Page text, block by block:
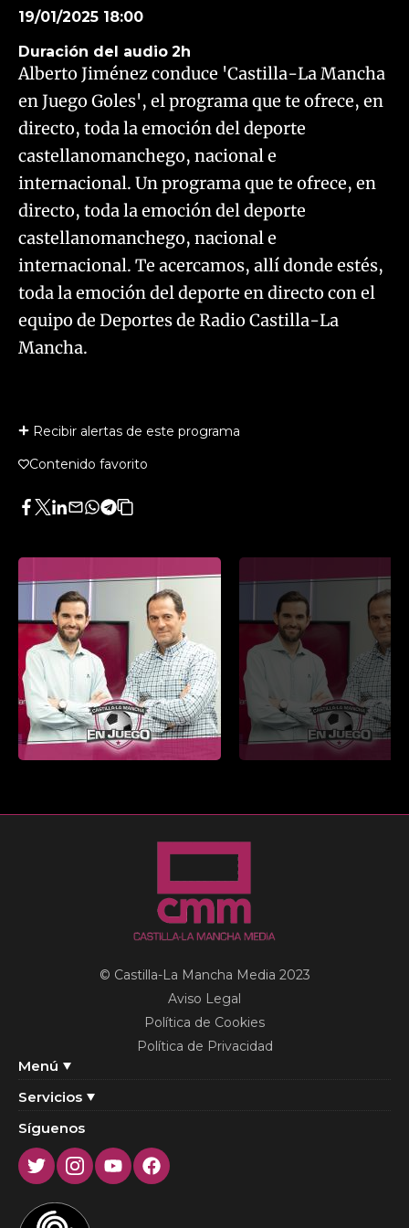
19/01/2025 18:00
Duración del audio 2h
Alberto Jiménez conduce 'Castilla-La Mancha
en Juego Goles', el programa que te ofrece, en
directo, toda la emoción del deporte
castellanomanchego, nacional e
internacional. Un programa que te ofrece, en
directo, toda la emoción del deporte
castellanomanchego, nacional e
internacional. Te acercamos, allí donde estés,
toda la emoción del deporte en directo con el
equipo de Deportes de Radio Castilla-La
Mancha.
Recibir alertas de este programa
Contenido favorito
Facebook
Twitter
LinkedIn
Enviar
Whatsapp
Telegram
Copiar
artículo
Menú
Servicios
© Castilla-La Mancha Media 2023
Aviso Legal
Política de Cookies
Política de Privacidad
Síguenos
TwitterInstagram
YoutubeFacebook